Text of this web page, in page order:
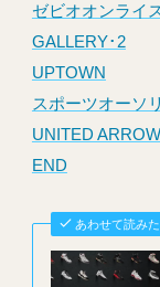
ゼビオオンライ
GALLERY･2
UPTOWN
スポーツオーソ
UNITED
END
あわせて読み